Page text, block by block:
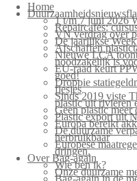
Home
1 t/m 7 juni 2026
Repaircafés:
VN verdrag over
De jaarlijkse
Afschaffen
Nieuwe LCA
noodzakelijk is
EU-raad keurt
goed!
Droppie
flesjes
Sinds 2019 viste
plastic uit rivieren
Geen plastic
Plastic export uit
Europa bereikt
De duurzame
herbruikbaar
Europese
dringen.
Over Bag-again
Wie ben ik?
Onze duurzame